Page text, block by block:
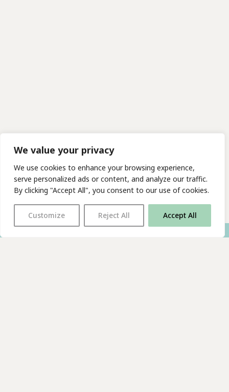
We value your privacy
We use cookies to enhance your browsing experience,
serve personalized ads or content, and analyze our traffic.
By clicking "Accept All", you consent to our use of cookies.
Customize Reject All Accept All